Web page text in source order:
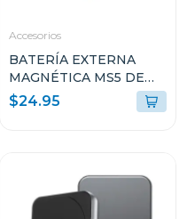
Accesorios
BATERÍA EXTERNA
MAGNÉTICA MS5 DE
5000MAH DE
ALUMINIO ROSA
$24.95